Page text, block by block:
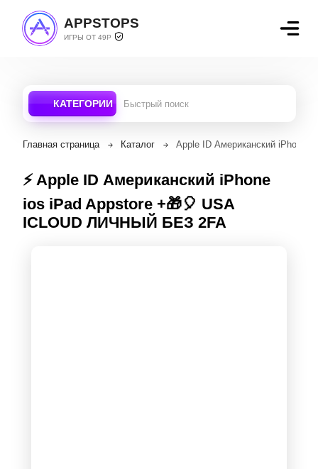
APPSTOPS
ИГРЫ ОТ 49Р
КАТЕГОРИИ
Главная страница Каталог Apple ID Американский iPhone
⚡️ Apple ID Американский iPhone
ios iPad Appstore +🎁🎈 USA
ICLOUD ЛИЧНЫЙ БЕЗ 2FA